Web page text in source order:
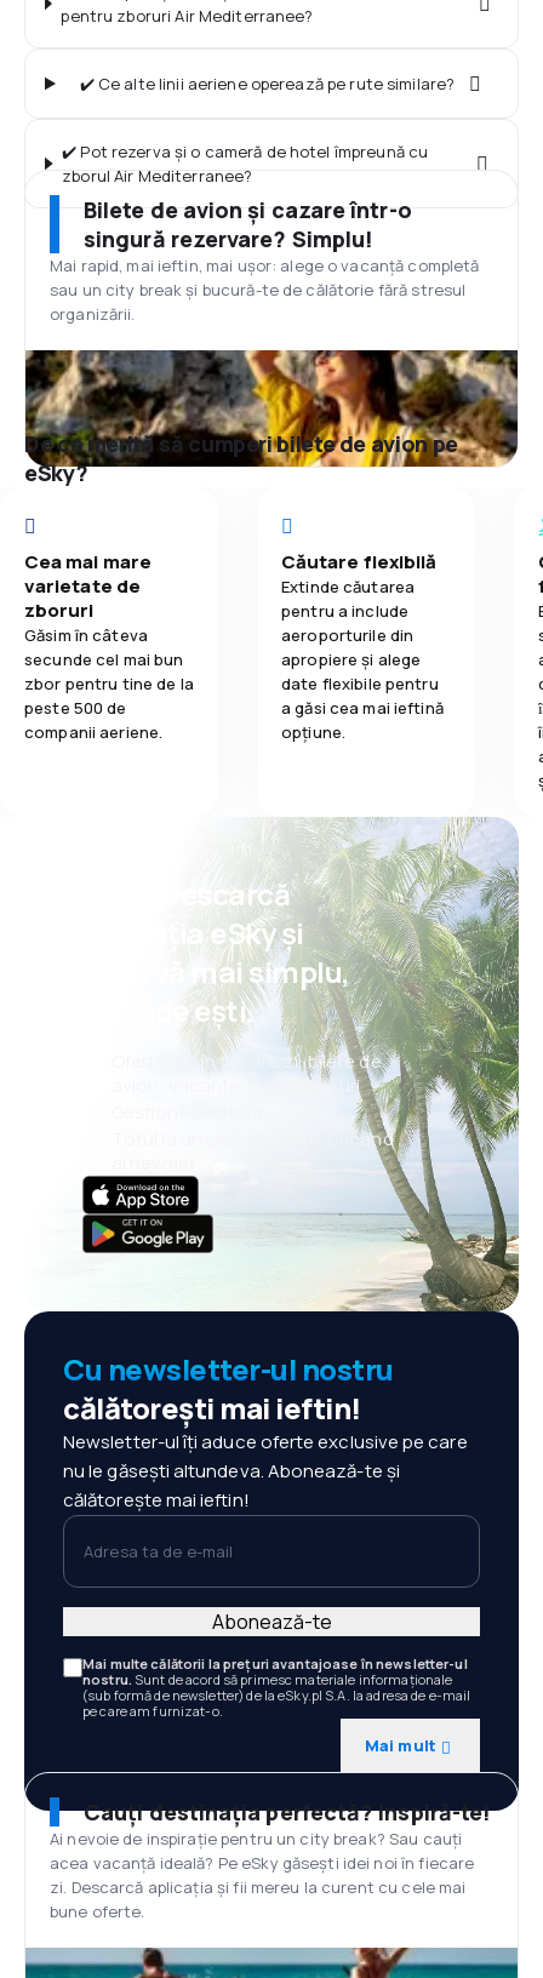
pentru zboruri Air Mediterranee?
✔️ Ce alte linii aeriene operează pe rute similare?
✔️ Pot rezerva și o cameră de hotel împreună cu
zborul Air Mediterranee?
Bilete de avion și cazare într-o
singură rezervare? Simplu!
Mai rapid, mai ieftin, mai ușor: alege o vacanță completă
sau un city break și bucură-te de călătorie fără stresul
organizării.
De ce merită să cumperi bilete de avion pe
eSky?
Cea mai mare
varietate de
zboruri
Găsim în câteva
secunde cel mai bun
zbor pentru tine de la
peste 500 de
companii aeriene.
Căutare flexibilă
Extinde căutarea
pentru a include
aeroporturile din
apropiere și alege
date flexibile pentru
a găsi cea mai ieftină
opțiune.
Psst! Descarcă
aplicația eSky și
rezervă mai simplu,
oriunde ești.
Oferte noi în fiecare zi: bilete de
avion, vacanțe, city break-uri
Totul la un click distanță, oricând
Cu newsletter-ul nostru
călătorești mai ieftin!
Newsletter-ul îți aduce oferte exclusive pe care
nu le găsești altundeva. Abonează-te și
călătorește mai ieftin!
Adresa ta de e-mail
Mai multe călătorii la prețuri avantajoase în newsletter-ul
nostru. Sunt de acord să primesc materiale informaționale
(sub formă de newsletter) de la eSky.pl S.A. la adresa de e-mail
pe care am furnizat-o.
Mai mult
Abonează-te
Cauți destinația perfectă? Inspiră-te!
Ai nevoie de inspirație pentru un city break? Sau cauți
acea vacanță ideală? Pe eSky găsești idei noi în fiecare
zi. Descarcă aplicația și fii mereu la curent cu cele mai
bune oferte.